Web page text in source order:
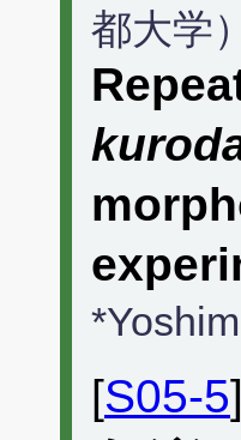
都大学）
[S05-5]